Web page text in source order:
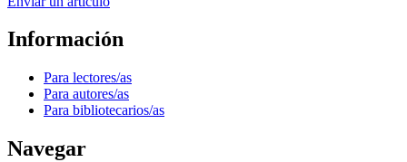
Información
Para lectores/as
Para autores/as
Para bibliotecarios/as
Navegar